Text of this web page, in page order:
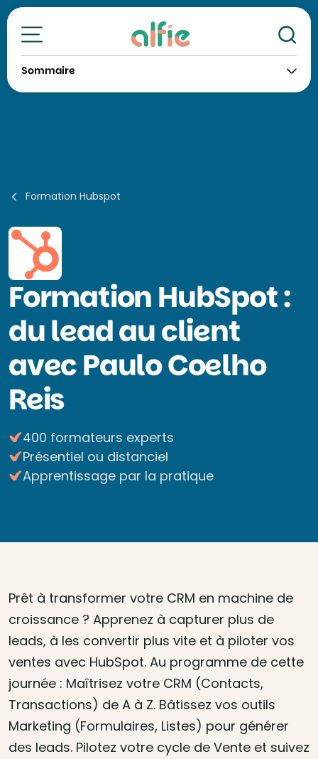
Toutes nos formations
Sommaire
Formation Hubspot
FormationHubSpot :
du lead au client
avec Paulo Coelho
Reis
400 formateurs experts
Présentiel ou distanciel
Apprentissage par la pratique
Prêt à transformer votre CRM en machine de
croissance ? Apprenez à capturer plus de
leads, à les convertir plus vite et à piloter vos
ventes avec HubSpot. Au programme de cette
journée : Maîtrisez votre CRM (Contacts,
Transactions) de A à Z. Bâtissez vos outils
Marketing (Formulaires, Listes) pour générer
des leads. Pilotez votre cycle de Vente et suivez